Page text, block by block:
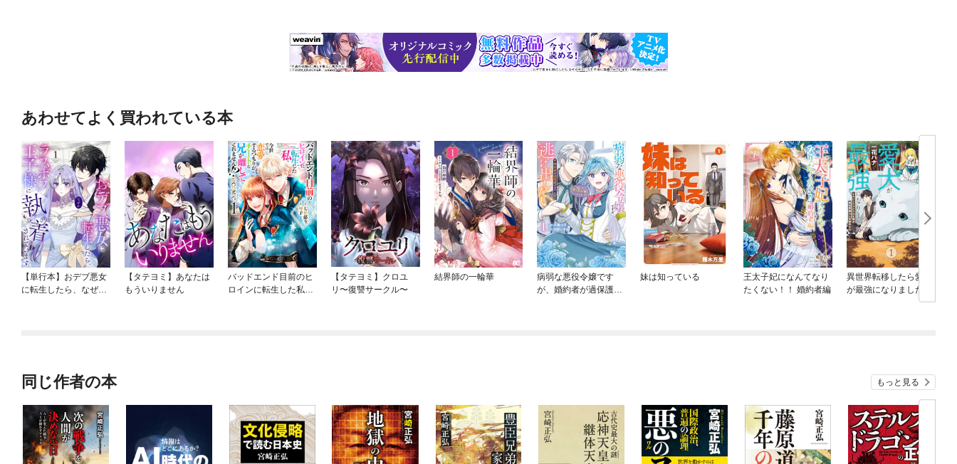
あわせてよく買われている本
【単行本】おデブ悪女
に転生したら、なぜか
【タテヨミ】あなたは
もういりません
バッドエンド目前のヒ
ロインに転生した私、
【タテヨミ】クロユ
リ〜復讐サークル〜
結界師の一輪華
病弱な悪役令嬢です
が、婚約者が過保護す
妹は知っている
王太子妃になんてなり
たくない！！ 婚約者編
異世界転移したら愛犬
が最強になりました ～
シルバーフェンリルと
同じ作者の本 もっと見る